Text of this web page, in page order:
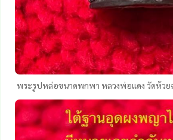
พระรูปหล่อขนาดพกพา หลวงพ่อแดง วัดห้วย